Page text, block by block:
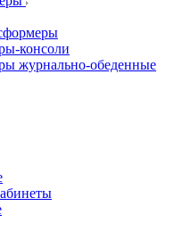
консоли
журнально-обеденные